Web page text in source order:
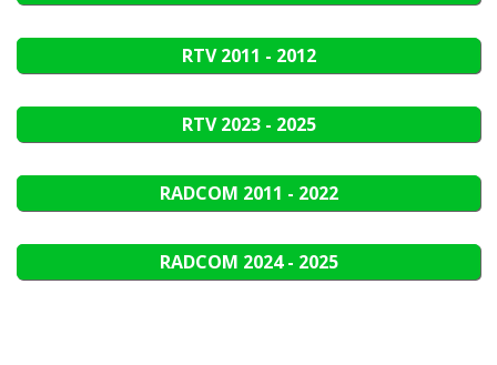
RTV2011 - 2012
RTV2023 - 2025
RADCOM 2011 - 2022
RADCOM 2024 - 2025